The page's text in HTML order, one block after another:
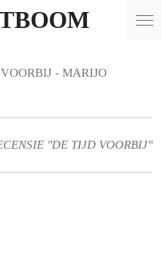
- MARIJO
"DE TIJD VOORBIJ"